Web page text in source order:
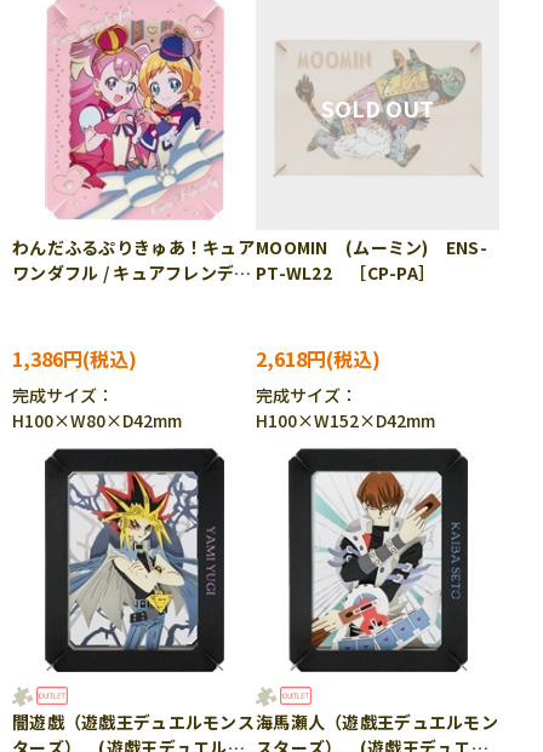
わんだふるぷりきゅあ！キュア
ワンダフル / キュアフレンデ
1,386円
完成サイズ：
H100×W80×D42mm
MOOMIN (ムーミン) ENS-
PT-WL22 ［CP-PA］
2,618円
完成サイズ：
H100×W152×D42mm
闇遊戯（遊戯王デュエルモンス海馬瀬人（遊戯王デュエルモン